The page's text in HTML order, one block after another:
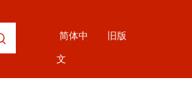
简体中
文
旧版